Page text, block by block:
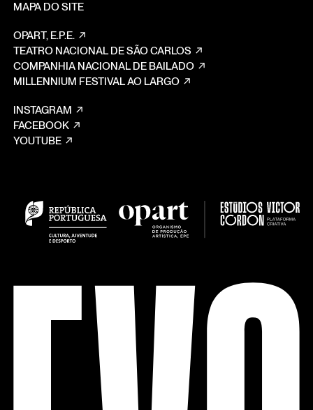
MAPA DO SITE
OPART, E.P.E.
TEATRO NACIONAL DE SÃO CARLOS
COMPANHIA NACIONAL DE BAILADO
MILLENNIUM FESTIVAL AO LARGO
INSTAGRAM
FACEBOOK
YOUTUBE